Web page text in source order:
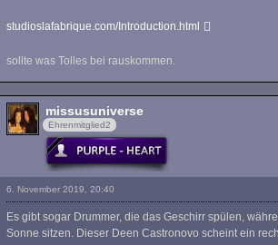
studioslafabrique.com/Introduction.html
sollte was Tolles bei rauskommen.
missusuniverse
Ehrenmitglied2
6. November 2019, 20:40
Es gibt sogar Drummer, die das Geschirr spülen,
Sonne sitzen. Dieser Deen Castronovo scheint ein